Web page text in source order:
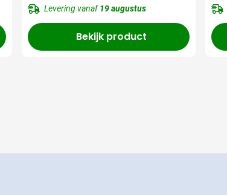
Levering vanaf19 augustus
Bekijk product